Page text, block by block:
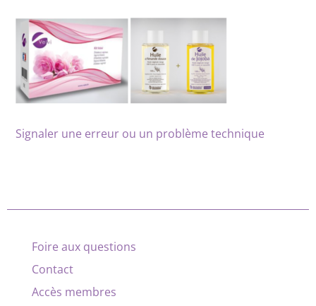
Signaler une erreur ou un problème technique
Foire aux questions
Contact
Accès membres